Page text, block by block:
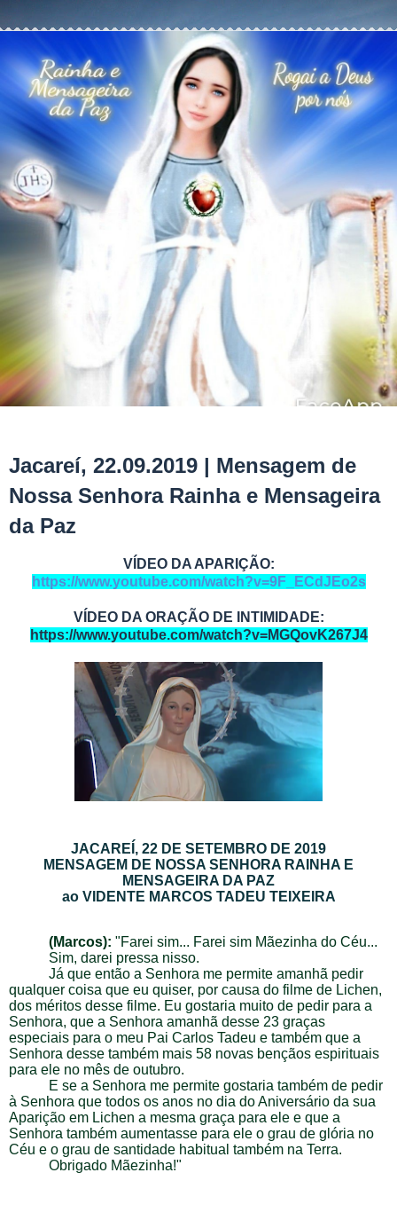
Jacareí, 22.09.2019 | Mensagem de
Nossa Senhora Rainha e Mensageira
da Paz
VÍDEO DA APARIÇÃO:
https://www.youtube.com/watch?v=9F_ECdJEo2s
VÍDEO DA ORAÇÃO DE INTIMIDADE:
https://www.youtube.com/watch?v=MGQovK267J4
JACAREÍ, 22 DE SETEMBRO DE 2019
MENSAGEM DE NOSSA SENHORA RAINHA E
MENSAGEIRA DA PAZ
ao VIDENTE MARCOS TADEU TEIXEIRA
(Marcos): "Farei sim... Farei sim Mãezinha do Céu...
Sim, darei pressa nisso.
Já que então a Senhora me permite amanhã pedir
qualquer coisa que eu quiser, por causa do filme de Lichen,
dos méritos desse filme. Eu gostaria muito de pedir para a
Senhora, que a Senhora amanhã desse 23 graças
especiais para o meu Pai Carlos Tadeu e também que a
Senhora desse também mais 58 novas bençãos espirituais
para ele no mês de outubro.
E se a Senhora me permite gostaria também de pedir
à Senhora que todos os anos no dia do Aniversário da sua
Aparição em Lichen a mesma graça para ele e que a
Senhora também aumentasse para ele o grau de glória no
Céu e o grau de santidade habitual também na Terra.
Obrigado Mãezinha!"